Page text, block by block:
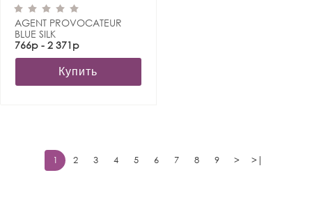
AGENT PROVOCATEUR
BLUE SILK
766р - 2 371р
Купить
1 2 3 4 5 6 7 8 9 > >|